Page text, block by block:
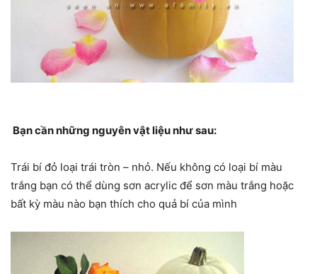
Bạn cần những nguyên vật liệu như sau:
Trái bí đỏ loại trái tròn – nhỏ. Nếu không có loại bí màu
trắng bạn có thể dùng sơn acrylic để sơn màu trắng hoặc
bất kỳ màu nào bạn thích cho quả bí của mình